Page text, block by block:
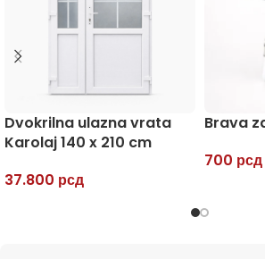
Dvokrilna ulazna vrata
Karolaj 140 x 210 cm
37.800 рсд
Brava
700 рсд